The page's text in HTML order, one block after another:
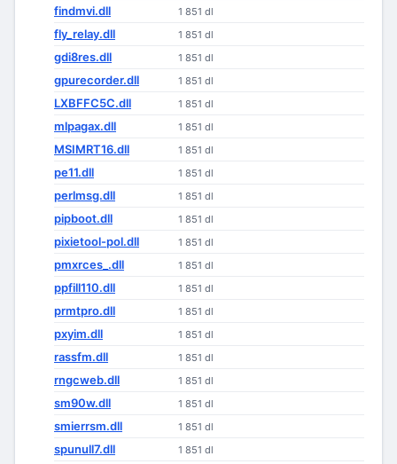
findmvi.dll 1 851 dl
fly_relay.dll 1 851 dl
gdi8res.dll 1 851 dl
gpurecorder.dll 1 851 dl
LXBFFC5C.dll 1 851 dl
mlpagax.dll 1 851 dl
MSIMRT16.dll 1 851 dl
pe11.dll 1 851 dl
perlmsg.dll 1 851 dl
pipboot.dll 1 851 dl
pixietool-pol.dll 1 851 dl
pmxrces_.dll 1 851 dl
ppfill110.dll 1 851 dl
prmtpro.dll 1 851 dl
pxyim.dll 1 851 dl
rassfm.dll 1 851 dl
rngcweb.dll 1 851 dl
sm90w.dll 1 851 dl
smierrsm.dll 1 851 dl
spunull7.dll 1 851 dl